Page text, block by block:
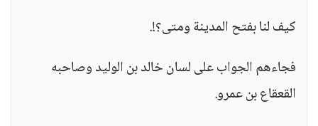
كيف لنا بفتح المدينة ومتى؟!.
فجاءهم الجواب على لسان خالد بن الوليد وصاحبه
القعقاع بن عمرو.